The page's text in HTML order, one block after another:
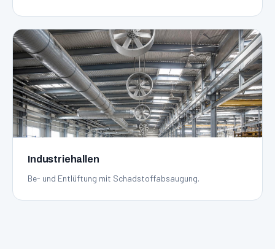
Industriehallen
Be- und Entlüftung mit Schadstoffabsaugung.